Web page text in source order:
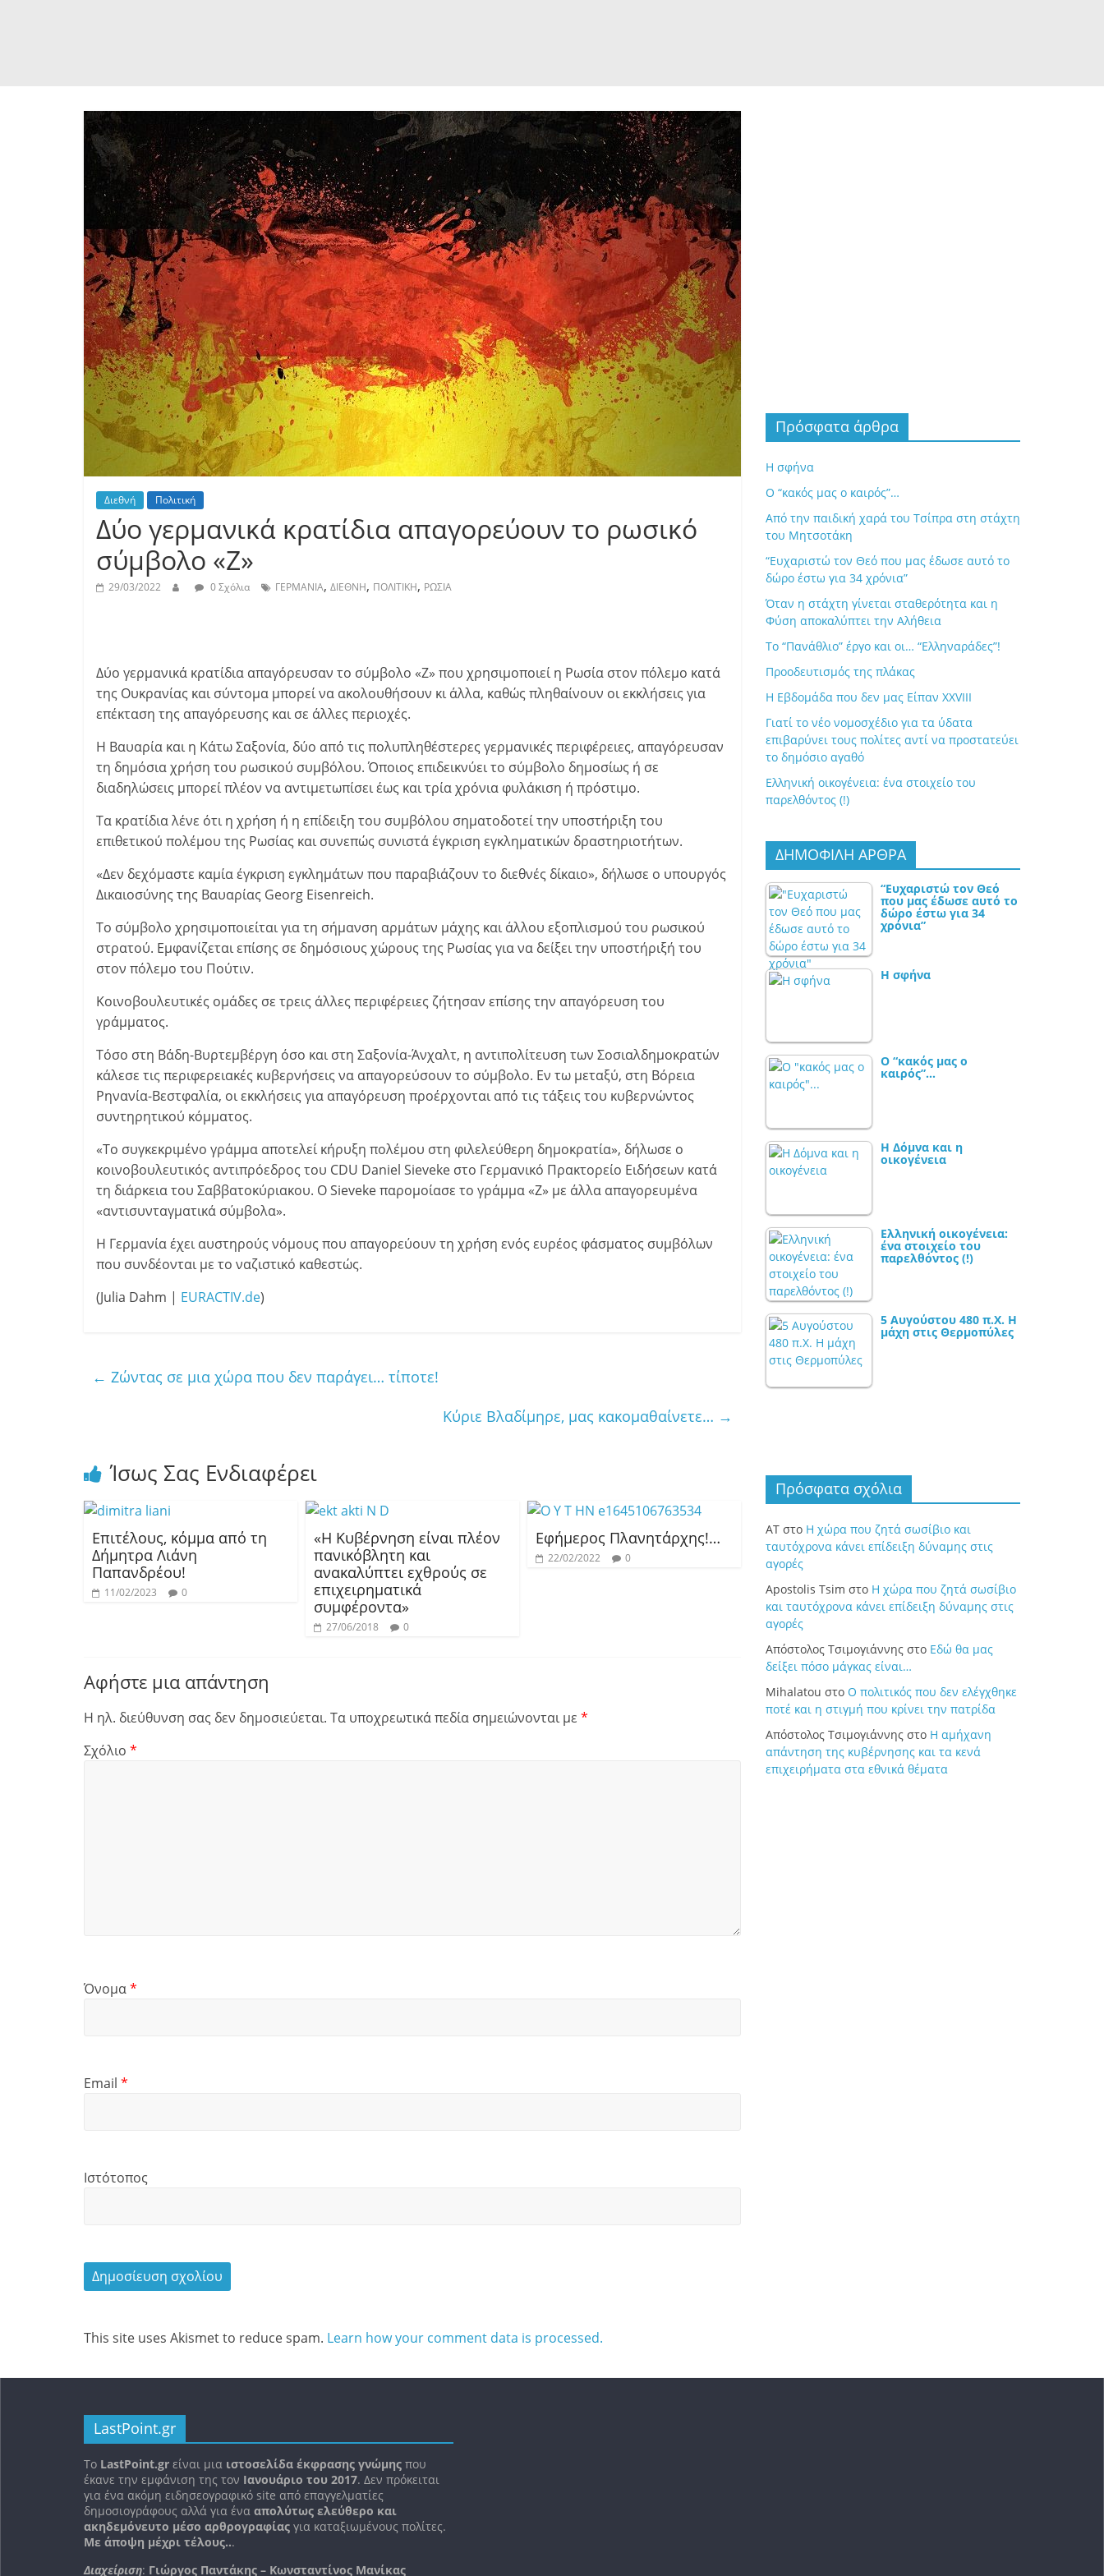
Διεθνή Πολιτική
Δύο γερμανικά κρατίδια απαγορεύουν το ρωσικό
σύμβολο «Z»
29/03/2022 0 Σχόλια ΓΕΡΜΑΝΙΑ, ΔΙΕΘΝΗ, ΠΟΛΙΤΙΚΗ, ΡΩΣΙΑ
Δύο γερμανικά κρατίδια απαγόρευσαν το σύμβολο «Ζ» που χρησιμοποιεί η Ρωσία στον πόλεμο κατά
της Ουκρανίας και σύντομα μπορεί να ακολουθήσουν κι άλλα, καθώς πληθαίνουν οι εκκλήσεις για
επέκταση της απαγόρευσης και σε άλλες περιοχές.
Η Βαυαρία και η Κάτω Σαξονία, δύο από τις πολυπληθέστερες γερμανικές περιφέρειες, απαγόρευσαν
τη δημόσια χρήση του ρωσικού συμβόλου. Όποιος επιδεικνύει το σύμβολο δημοσίως ή σε
διαδηλώσεις μπορεί πλέον να αντιμετωπίσει έως και τρία χρόνια φυλάκιση ή πρόστιμο.
Τα κρατίδια λένε ότι η χρήση ή η επίδειξη του συμβόλου σηματοδοτεί την υποστήριξη του
επιθετικού πολέμου της Ρωσίας και συνεπώς συνιστά έγκριση εγκληματικών δραστηριοτήτων.
«Δεν δεχόμαστε καμία έγκριση εγκλημάτων που παραβιάζουν το διεθνές δίκαιο», δήλωσε ο υπουργός
Δικαιοσύνης της Βαυαρίας Georg Eisenreich.
Το σύμβολο χρησιμοποιείται για τη σήμανση αρμάτων μάχης και άλλου εξοπλισμού του ρωσικού
στρατού. Εμφανίζεται επίσης σε δημόσιους χώρους της Ρωσίας για να δείξει την υποστήριξή του
στον πόλεμο του Πούτιν.
Κοινοβουλευτικές ομάδες σε τρεις άλλες περιφέρειες ζήτησαν επίσης την απαγόρευση του
γράμματος.
Τόσο στη Βάδη-Βυρτεμβέργη όσο και στη Σαξονία-Άνχαλτ, η αντιπολίτευση των Σοσιαλδημοκρατών
κάλεσε τις περιφερειακές κυβερνήσεις να απαγορεύσουν το σύμβολο. Εν τω μεταξύ, στη Βόρεια
Ρηνανία-Βεστφαλία, οι εκκλήσεις για απαγόρευση προέρχονται από τις τάξεις του κυβερνώντος
συντηρητικού κόμματος.
«Το συγκεκριμένο γράμμα αποτελεί κήρυξη πολέμου στη φιλελεύθερη δημοκρατία», δήλωσε ο
κοινοβουλευτικός αντιπρόεδρος του CDU Daniel Sieveke στο Γερμανικό Πρακτορείο Ειδήσεων κατά
τη διάρκεια του Σαββατοκύριακου. Ο Sieveke παρομοίασε το γράμμα «Ζ» με άλλα απαγορευμένα
«αντισυνταγματικά σύμβολα».
Η Γερμανία έχει αυστηρούς νόμους που απαγορεύουν τη χρήση ενός ευρέος φάσματος συμβόλων
που συνδέονται με το ναζιστικό καθεστώς.
(Julia Dahm | EURACTIV.de)
← Ζώντας σε μια χώρα που δεν παράγει… τίποτε!
Κύριε Βλαδίμηρε, μας κακομαθαίνετε… →
Ίσως Σας Ενδιαφέρει
Επιτέλους, κόμμα από τη
Δήμητρα Λιάνη
Παπανδρέου!
11/02/2023 0
«Η Κυβέρνηση είναι πλέον
πανικόβλητη και
ανακαλύπτει εχθρούς σε
επιχειρηματικά
συμφέροντα»
27/06/2018 0
Εφήμερος Πλανητάρχης!…
22/02/2022 0
Αφήστε μια απάντηση
Η ηλ. διεύθυνση σας δεν δημοσιεύεται. Τα υποχρεωτικά πεδία σημειώνονται με *
Σχόλιο *
Όνομα*
Email *
Ιστότοπος
This site uses Akismet to reduce spam. Learn how your comment data is processed.
Πρόσφατα άρθρα
Η σφήνα
Ο “κακός μας ο καιρός”…
Από την παιδική χαρά του Τσίπρα στη στάχτη
του Μητσοτάκη
“Ευχαριστώ τον Θεό που μας έδωσε αυτό το
δώρο έστω για 34 χρόνια”
Όταν η στάχτη γίνεται σταθερότητα και η
Φύση αποκαλύπτει την Αλήθεια
Το “Πανάθλιο” έργο και οι… “Ελληναράδες”!
Προοδευτισμός της πλάκας
Η Εβδομάδα που δεν μας Είπαν XXVIII
Γιατί το νέο νομοσχέδιο για τα ύδατα
επιβαρύνει τους πολίτες αντί να προστατεύει
το δημόσιο αγαθό
Ελληνική οικογένεια: ένα στοιχείο του
παρελθόντος (!)
ΔΗΜΟΦΙΛΗ ΑΡΘΡΑ
“Ευχαριστώ τον Θεό
που μας έδωσε αυτό το
δώρο έστω για 34
χρόνια”
Η σφήνα
Ο “κακός μας ο
καιρός”…
Η Δόμνα και η
οικογένεια
Ελληνική οικογένεια:
ένα στοιχείο του
παρελθόντος (!)
5 Αυγούστου 480 π.Χ. Η
μάχη στις Θερμοπύλες
Πρόσφατα σχόλια
ΑΤ στο Η χώρα που ζητά σωσίβιο και
ταυτόχρονα κάνει επίδειξη δύναμης στις
αγορές
Apostolis Tsim στο Η χώρα που ζητά σωσίβιο
και ταυτόχρονα κάνει επίδειξη δύναμης στις
αγορές
Απόστολος Τσιμογιάννης στο Εδώ θα μας
δείξει πόσο μάγκας είναι…
Mihalatou στο Ο πολιτικός που δεν ελέγχθηκε
ποτέ και η στιγμή που κρίνει την πατρίδα
Απόστολος Τσιμογιάννης στο Η αμήχανη
απάντηση της κυβέρνησης και τα κενά
επιχειρήματα στα εθνικά θέματα
LastPoint.gr
To LastPoint.gr είναι μια ιστοσελίδα έκφρασης γνώμης που
έκανε την εμφάνιση της τον Ιανουάριο του 2017. Δεν πρόκειται
για ένα ακόμη ειδησεογραφικό site από επαγγελματίες
δημοσιογράφους αλλά για ένα απολύτως ελεύθερο και
ακηδεμόνευτο μέσο αρθρογραφίας για καταξιωμένους πολίτες.
Με άποψη μέχρι τέλους...
Διαχείριση: Γιώργος Παντάκης – Κωνσταντίνος Μανίκας